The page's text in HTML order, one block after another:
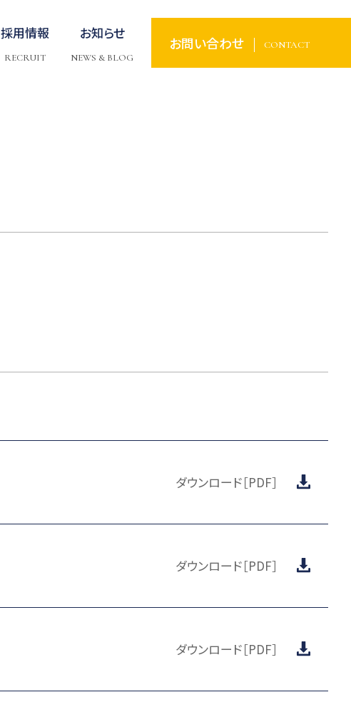
採用情報
RECRUIT
お知らせ
NEWS & BLOG
お問い合わせ CONTACT
ダウンロード［PDF］
ダウンロード［PDF］
ダウンロード［PDF］